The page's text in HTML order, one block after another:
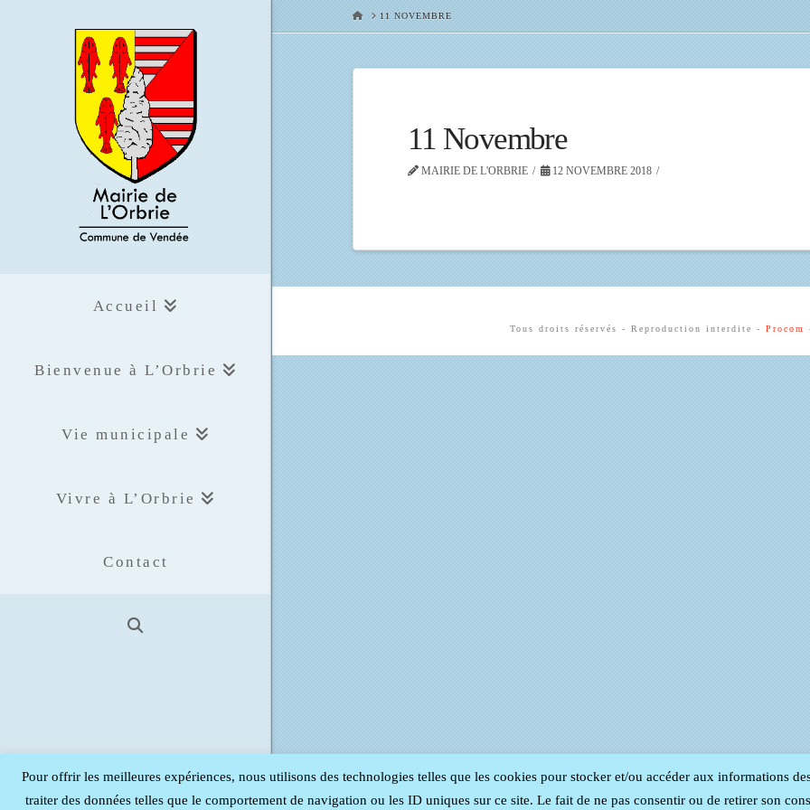
Accueil
Bienvenue à L’Orbrie
Vie municipale
Vivre à L’Orbrie
Contact
HOME11 NOVEMBRE
11 Novembre
MAIRIE DE L'ORBRIE 12 NOVEMBRE 2018
Tous droits réservés - Reproduction interdite - Procom
Pour offrir les meilleures expériences, nous utilisons des technologies telles que les cookies pour stocker et/ou accéder aux informations
traiter des données telles que le comportement de navigation ou les ID uniques sur ce site. Le fait de ne pas consentir ou de retirer son